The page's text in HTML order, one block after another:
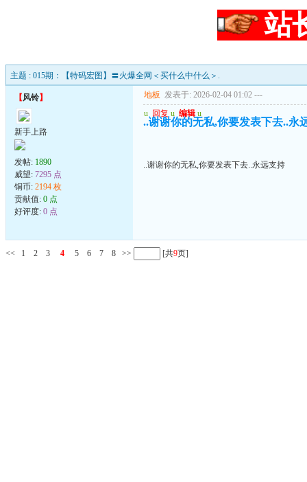
站
主题 : 015期：【特码宏图】〓火爆全网＜买什么中什么＞.
【风铃】
新手上路
发帖: 1890
威望: 7295 点
铜币: 2194 枚
贡献值: 0 点
好评度: 0 点
地板 发表于: 2026-02-04 01:02 ---
u 回复 u 编辑 u
..谢谢你的无私,你要发表下去..永
..谢谢你的无私,你要发表下去..永远支持
<< 1 2 3 4 5 6 7 8 >> [共9页]